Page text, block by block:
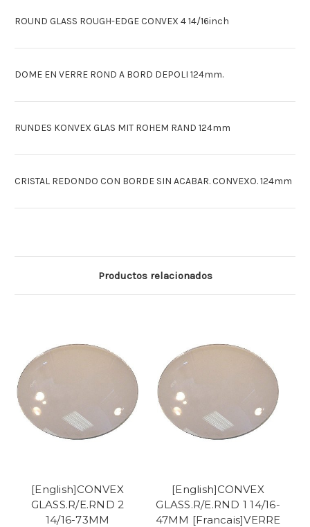
ROUND GLASS ROUGH-EDGE CONVEX 4 14/16inch
DOME EN VERRE ROND A BORD DEPOLI 124mm.
RUNDES KONVEX GLAS MIT ROHEM RAND 124mm
CRISTAL REDONDO CON BORDE SIN ACABAR. CONVEXO. 124mm
Productos relacionados
[English]CONVEX
GLASS.R/E.RND 2
14/16-73MM
[English]CONVEX
GLASS.R/E.RND 1 14/16-
47MM [Francais]VERRE